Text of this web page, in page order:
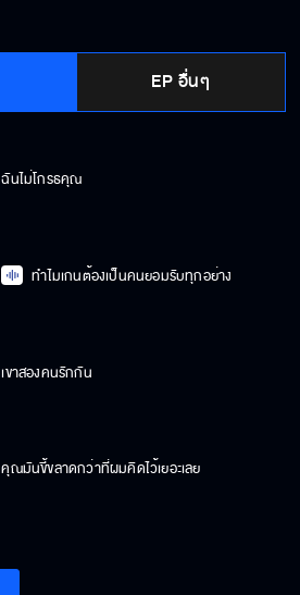
EP อื่นๆ
ฉันไม่โกรธคุณ
ทำไมเกนต้องเป็นคนยอมรับทุกอย่าง
เขาสองคนรักกัน
คุณมันขี้ขลาดกว่าที่ผมคิดไว้เยอะเลย
ความจริงที่คุณว่า มันจะไม่มีวันเกิดขึ้น